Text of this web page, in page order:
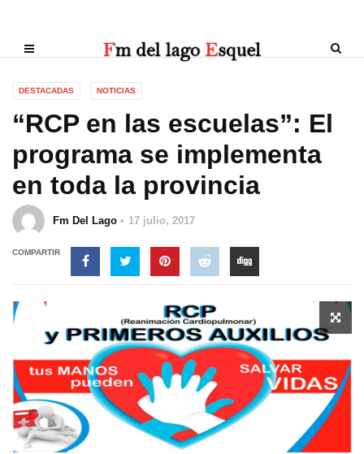
DESTACADAS NOTICIAS
“RCP en las escuelas”: El
programa se implementa
en toda la provincia
Fm Del Lago 17 julio, 2017
COMPARTIR